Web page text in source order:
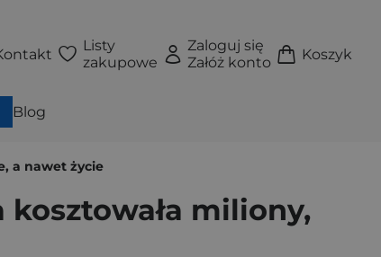
Listy
zakupowe
Zaloguj się
Załóż konto
Koszyk
Blog
a nawet życie
miliony,